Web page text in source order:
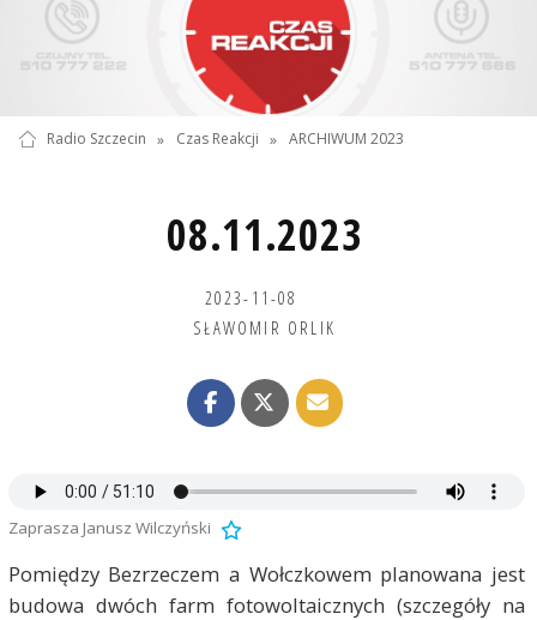
Radio Szczecin » Czas Reakcji » ARCHIWUM 2023
08.11.2023
2023-11-08
SŁAWOMIR ORLIK
Zaprasza Janusz Wilczyński
Pomiędzy Bezrzeczem a Wołczkowem planowana jest
budowa dwóch farm fotowoltaicznych (szczegóły na